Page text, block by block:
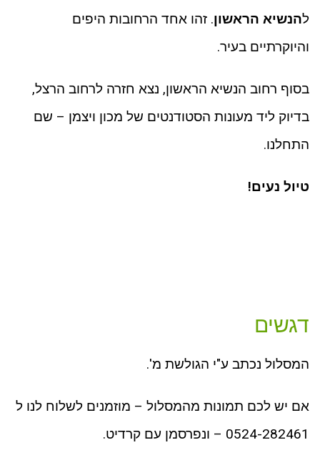
להנשיא הראשון. זהו אחד הרחובות היפים
והיוקרתיים בעיר.
בסוף רחוב הנשיא הראשון, נצא חזרה לרחוב הרצל,
בדיוק ליד מעונות הסטודנטים של מכון ויצמן – שם
התחלנו.
טיול נעים!
דגשים
המסלול נכתב ע"י הגולשת מ'.
אם יש לכם תמונות מהמסלול – מוזמנים לשלוח לנו ל
0524-282461 – ונפרסמן עם קרדיט.